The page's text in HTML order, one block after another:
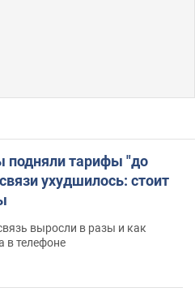
подняли тарифы "до
ухудшилось: стоит
выросли в разы и как
в телефоне